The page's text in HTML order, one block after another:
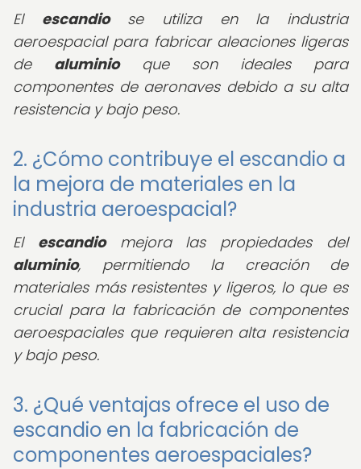
El escandiose utiliza en la industria
aeroespacial para fabricar aleaciones ligeras
de aluminioque son ideales para
componentes de aeronaves debido a su alta
resistencia y bajo peso.
2. ¿Cómo contribuye el escandio a
la mejora de materiales en la
industria aeroespacial?
El escandiomejora las propiedades del
aluminio, permitiendo la creación de
materiales más resistentes y ligeros, lo que es
crucial para la fabricación de componentes
aeroespaciales que requieren alta resistencia
y bajo peso.
3. ¿Qué ventajas ofrece el uso de
escandio en la fabricación de
componentes aeroespaciales?